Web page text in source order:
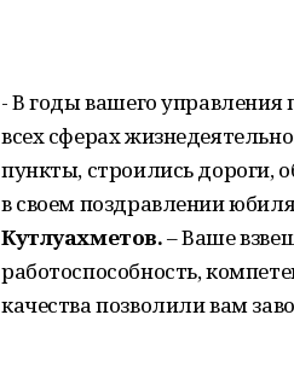
- В годы вашего
всех сферах
пункты, строились дороги,
в своем поздравлении
Кутлуахметов.– Ваше
работоспособность,
качества позволили вам